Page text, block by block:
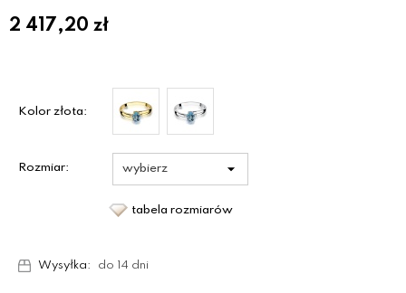
2 417,20 zł
Kolor złota:
Rozmiar:
tabela rozmiarów
Wysyłka: do 14 dni